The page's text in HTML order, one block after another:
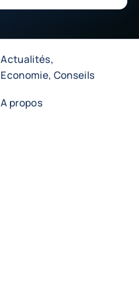
Actualités,
Economie, Conseils
A propos